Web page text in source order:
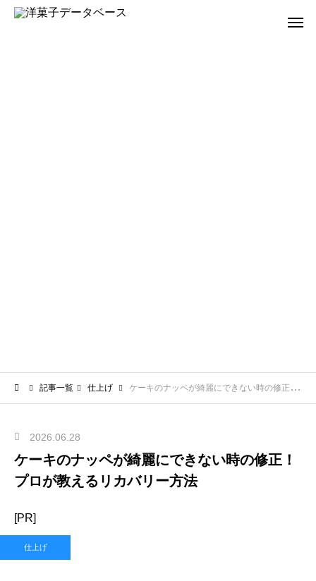
記事一覧 仕上げ ケーキのナッペが綺麗にできない時の修正！プロが教えるリカバリー方法
2026.06.28
ケーキのナッペが綺麗にできない時の修正！
プロが教えるリカバリー方法
[PR]
仕上げ